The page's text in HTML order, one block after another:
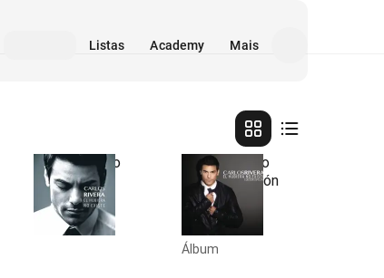
Listas Academy Mais
El Hubiera No
Existe
2013
•
Álbum
El Hubiera No
Existe (Edición
Especial)
2013
•
Álbum